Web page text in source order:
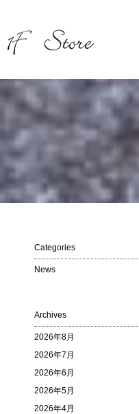
Categories
News
Archives
2026年8月
2026年7月
2026年6月
2026年5月
2026年4月